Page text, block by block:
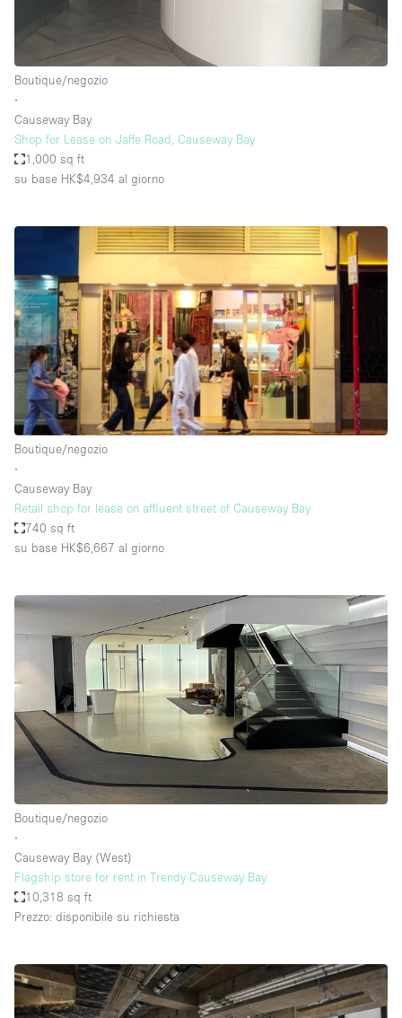
Boutique/negozio
∙
Causeway Bay
Shop for Lease on Jaffe Road, Causeway Bay
1,000 sq ft
su base HK$4,934 al giorno
Boutique/negozio
∙
Causeway Bay
Retail shop for lease on affluent street of Causeway Bay
740 sq ft
su base HK$6,667 al giorno
Boutique/negozio
∙
Causeway Bay (West)
Flagship store for rent in Trendy Causeway Bay
10,318 sq ft
Prezzo: disponibile su richiesta